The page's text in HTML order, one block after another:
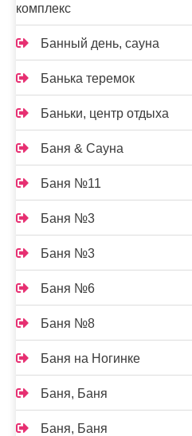
комплекс
Банный день, сауна
Банька теремок
Баньки, центр отдыха
Баня & Сауна
Баня №11
Баня №3
Баня №3
Баня №6
Баня №8
Баня на Ногинке
Баня, Баня
Баня, Баня